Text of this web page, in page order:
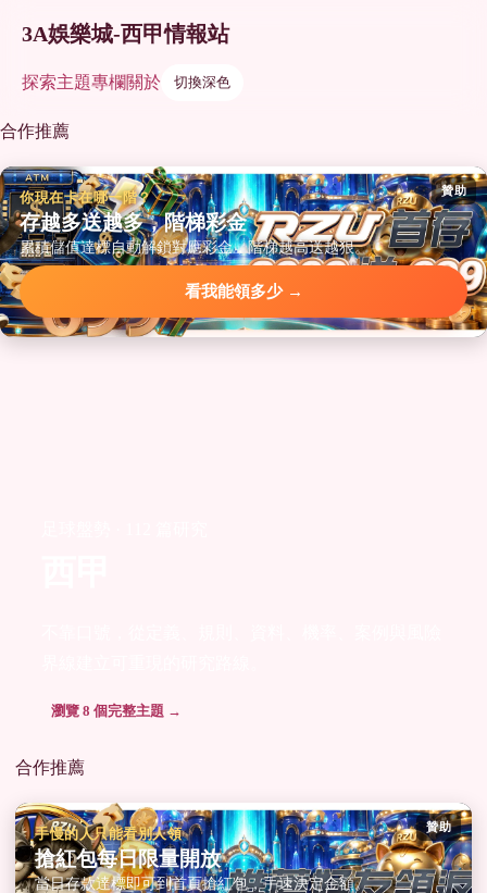
3A娛樂城-西甲情報站
探索主題專欄關於 切換深色
合作推薦
贊助
你現在卡在哪一階？
存越多送越多，階梯彩金
累積儲值達標自動解鎖對應彩金，階梯越高送越狠。
看我能領多少 →
瀏覽 8 個完整主題 →
合作推薦
贊助
手慢的人只能看別人領
搶紅包每日限量開放
當日存款達標即可到首頁搶紅包，手速決定金額。